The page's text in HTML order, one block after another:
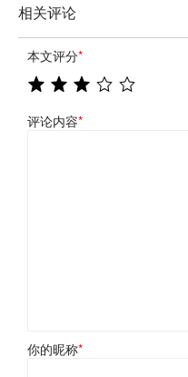
相关评论
本文评分*
评论内容*
你的昵称*